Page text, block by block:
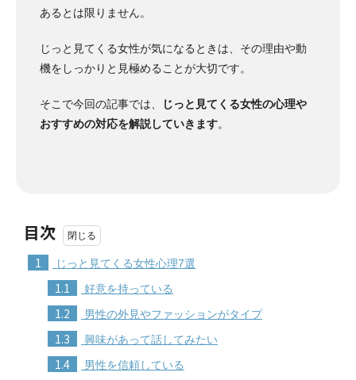
あるとは限りません。
じっと見てくる女性が気になるときは、その理由や動
機をしっかりと見極めることが大切です。
そこで今回の記事では、
じっと見てくる女性の心理や
おすすめの対応を解説していきます。
目次
1 じっと見てくる女性心理7選
1.1 好意を持っている
1.2 男性の外見やファッションがタイプ
1.3 興味があって話してみたい
1.4 男性を信頼している